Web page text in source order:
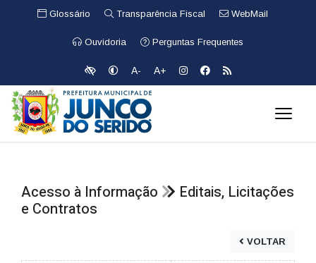
Glossário Transparência Fiscal WebMail
Ouvidoria Perguntas Frequentes
A- A+
Acesso à Informação
Editais, Licitações
e Contratos
VOLTAR